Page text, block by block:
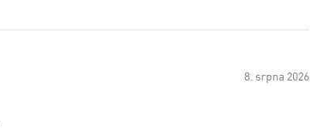
8. srpna 2026